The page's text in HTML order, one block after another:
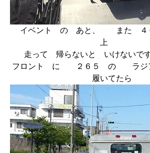
イベント の あと、 また ４
上
走って 帰らないと いけないです
フロント に ２６５ の ラ
履いてたら